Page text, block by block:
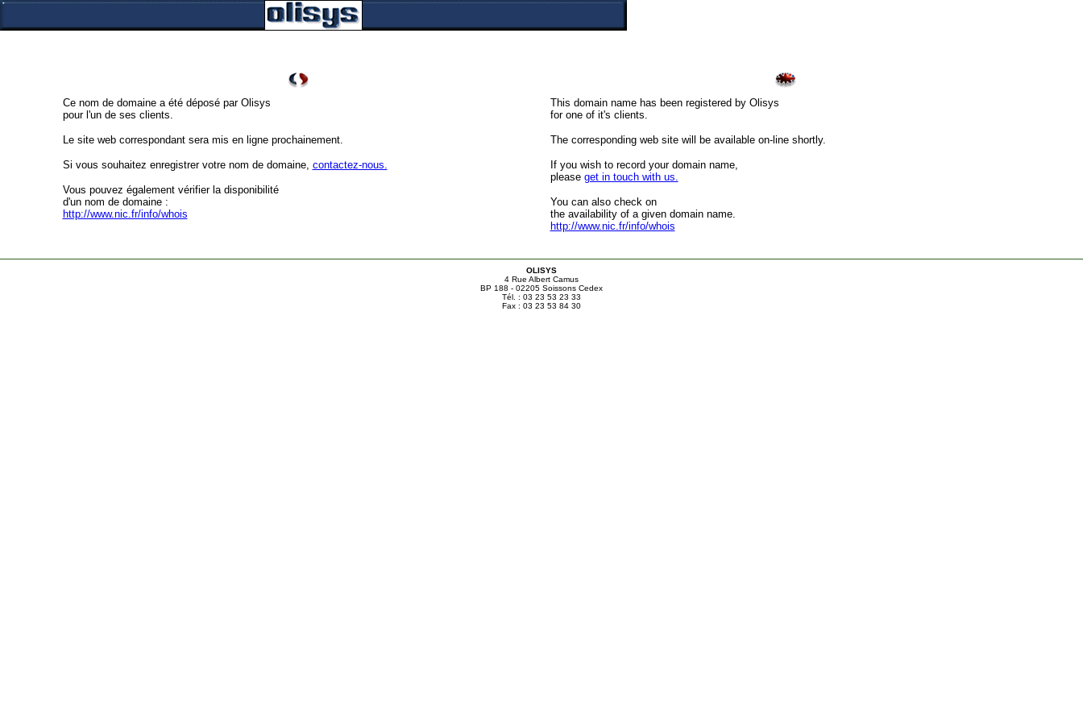
Ce nom de domaine a été déposé par Olisys
pour l'un de ses clients.
Le site web correspondant sera mis en ligne prochainement.
Si vous souhaitez enregistrer votre nom de domaine, contactez-nous.
Vous pouvez également vérifier la disponibilité
d'un nom de domaine :
http://www.nic.fr/info/whois
This domain name has been registered by Olisys
for one of it's clients.
The corresponding web site will be available on-line shortly.
If you wish to record your domain name,
please get in touch with us.
You can also check on
the availability of a given domain name.
http://www.nic.fr/info/whois
OLISYS
4 Rue Albert Camus
BP 188 - 02205 Soissons Cedex
Tél. : 03 23 53 23 33
Fax : 03 23 53 84 30